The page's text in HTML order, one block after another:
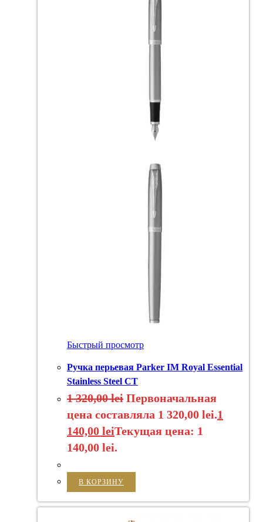
Быстрый просмотр
Ручка перьевая Parker IM Royal Essential
Stainless Steel CT
1 320,00lei Первоначальная
цена составляла 1 320,00 lei.1
140,00 leiТекущая цена: 1
140,00 lei.
В КОРЗИНУ